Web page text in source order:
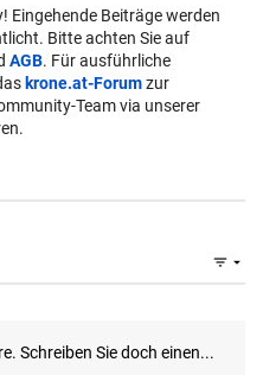
Eingehende Beiträge werden
Bitte achten Sie auf
AGB. Für ausführliche
krone.at-Forumzur
Team via unserer